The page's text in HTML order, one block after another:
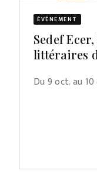
ÉVÈNEMENT
Sedef
littéraires
Du 9 oct. au